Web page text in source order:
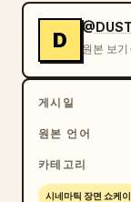
D
@DUST
원본 보기
게시일
원본 언어
카테고리
시네마틱 장면 쇼케